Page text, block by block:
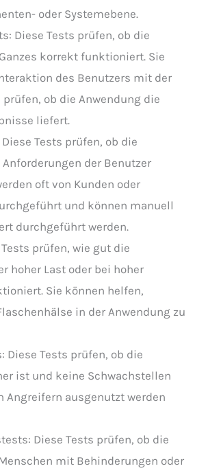
oder Systemebene.
Diese Tests prüfen, ob die
korrekt funktioniert. Sie
des Benutzers mit der
ob die Anwendung die
liefert.
Tests prüfen, ob die
der Benutzer
oft von Kunden oder
und können manuell
durchgeführt werden.
prüfen, wie gut die
hoher Last oder bei hoher
Sie können helfen,
in der Anwendung zu
Diese Tests prüfen, ob die
ist und keine Schwachstellen
Angreifern ausgenutzt werden
Diese Tests prüfen, ob die
mit Behinderungen oder